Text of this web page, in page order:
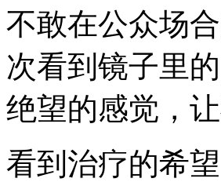
不敢在公众场
次看到镜子里
绝望的感觉，
看到治疗的希